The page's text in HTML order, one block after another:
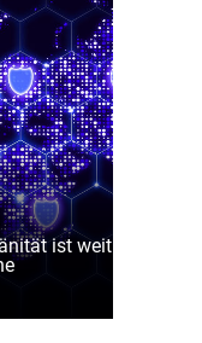
ist weit